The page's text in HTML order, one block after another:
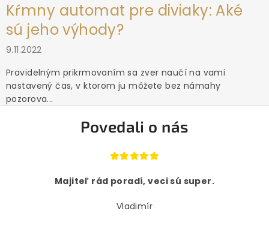
Kŕmny automat pre diviaky: Aké
sú jeho výhody?
9.11.2022
Pravidelným prikrmovaním sa zver naučí na vami
nastavený čas, v ktorom ju môžete bez námahy
pozorova...
Povedali o nás
Majiteľ rád poradí, veci sú super.
Vladimír